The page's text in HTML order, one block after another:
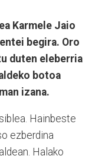
Karmele Jaio
begira. Oro
duten eleberria
botoa
izana.
Hainbeste
ezberdina
Halako